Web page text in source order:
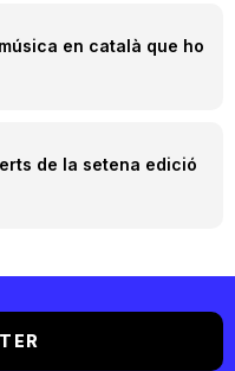
en català que ho
de la setena edició